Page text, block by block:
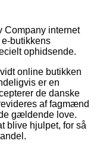
Company internet
butikkens
ophidsende.
online butikken
er en
de danske
af fagmænd
gældende love.
blive hjulpet, for så